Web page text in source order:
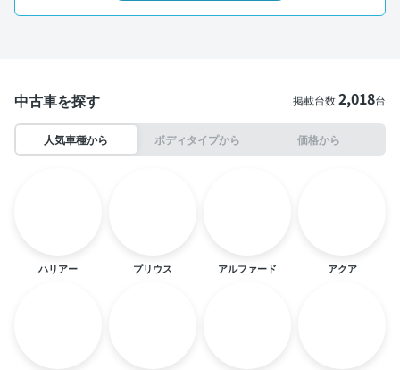
中古車を探す 掲載台数2,018台
人気車種から ボディタイプから 価格から
ハリアー プリウス アルファード アクア